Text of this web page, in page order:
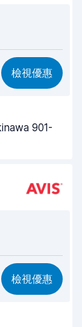
8.6
8.6
9.2
檢視優惠
901-
8.4
8.4
檢視優惠